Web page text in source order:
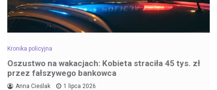
Kronika policyjna
Oszustwo na wakacjach: Kobieta straciła 45 tys. zł
przez fałszywego bankowca
Anna Cieślak 1 lipca 2026